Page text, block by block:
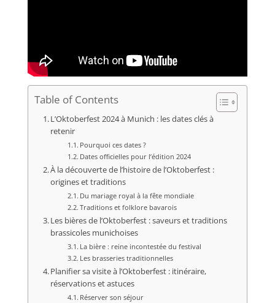
Table of Contents
L’Oktoberfest 2024 à Munich : les dates clés à
retenir
Pourquoi ces dates ?
Dates officielles pour l’édition 2024
À la découverte de l’histoire de l’Oktoberfest :
origines et traditions
Du mariage royal à la fête mondiale
Traditions et folklore bavarois
Les bières de l’Oktoberfest : saveurs et traditions
brassicoles munichoises
La bière : reine incontestée du festival
Les brasseries traditionnelles
Planifier sa visite à l’Oktoberfest : itinéraire,
réservations et astuces
Réserver son séjour